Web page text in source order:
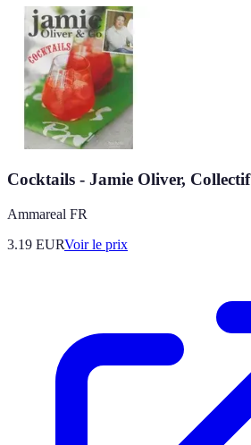
Cocktails - Jamie Oliver, Collectif
Ammareal FR
3.19 EURVoir le prix